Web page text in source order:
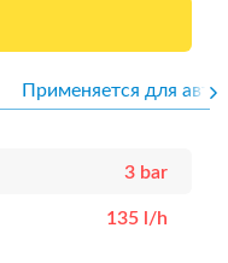
Применяется для авто
3 bar
135 l/h